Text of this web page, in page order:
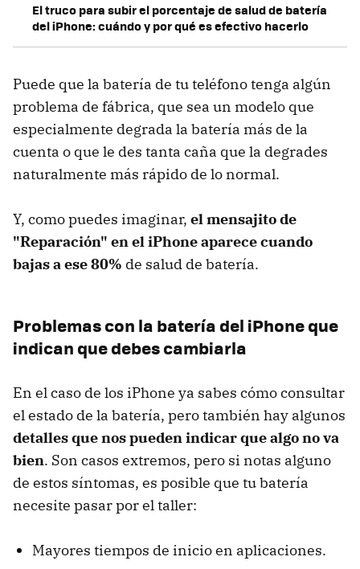
El truco para subir el porcentaje de salud de batería
del iPhone: cuándo y por qué es efectivo hacerlo
Puede que la batería de tu teléfono tenga algún
problema de fábrica, que sea un modelo que
especialmente degrada la batería más de la
cuenta o que le des tanta caña que la degrades
naturalmente más rápido de lo normal.
Y, como puedes imaginar, el mensajito de
"Reparación" en el iPhone aparece cuando
bajas a ese 80% de salud de batería.
Problemas con la batería del iPhone que
indican que debes cambiarla
En el caso de los iPhone ya sabes cómo consultar
el estado de la batería, pero también hay algunos
detalles que nos pueden indicar que algo no va
bien. Son casos extremos, pero si notas alguno
de estos síntomas, es posible que tu batería
necesite pasar por el taller:
Mayores tiempos de inicio en aplicaciones.